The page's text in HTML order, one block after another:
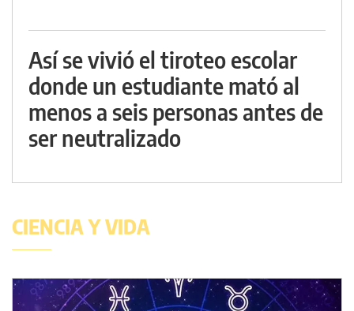
Así se vivió el tiroteo escolar
donde un estudiante mató al
menos a seis personas antes de
ser neutralizado
CIENCIA Y VIDA